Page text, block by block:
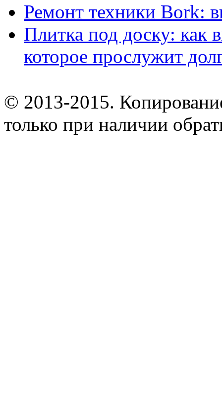
Ремонт техники Bork:
Плитка под доску: как
которое прослужит
© 2013-2015.
только при наличии